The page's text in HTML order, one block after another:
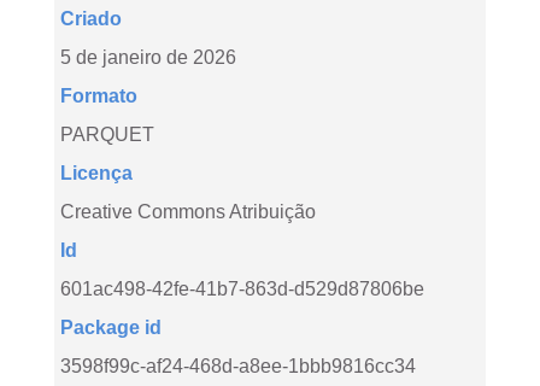
Criado
5 de janeiro de 2026
Formato
PARQUET
Licença
Creative Commons Atribuição
Id
601ac498-42fe-41b7-863d-d529d87806be
Package id
3598f99c-af24-468d-a8ee-1bbb9816cc34